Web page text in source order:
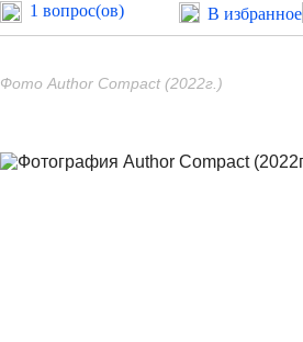
1 вопрос(ов) В избранное
Фото Author Compact (2022г.)